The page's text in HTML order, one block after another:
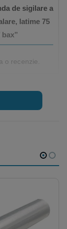
de sigilare a
latime 75
o recenzie.